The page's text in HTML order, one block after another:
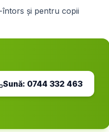
întors și pentru copii
Sună: 0744 332 463